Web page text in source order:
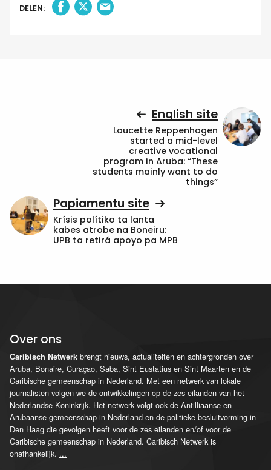
DELEN:
English site
Loucette Reppenhagen
started a mid-level
creative vocational
program in Aruba: “These
students mainly want to do
things”
Papiamentu site
Krísis polítiko ta lanta
kabes atrobe na Boneiru:
UPB ta retirá apoyo pa MPB
Over ons
Caribisch Netwerk brengt nieuws, actualiteiten en achtergronden over
Aruba, Bonaire, Curaçao, Saba, Sint Eustatius en Sint Maarten en de
Caribische gemeenschap in Nederland. Met een netwerk van lokale
journalisten volgen we de ontwikkelingen op de zes eilanden van het
Nederlandse Koninkrijk. Het netwerk volgt ook de Antilliaanse en
Arubaanse gemeenschap in Nederland en de politieke besluitvorming in
Den Haag die gevolgen heeft voor de zes eilanden en/of voor de
Caribische gemeenschap in Nederland. Caribisch Netwerk is
onafhankelijk. ...